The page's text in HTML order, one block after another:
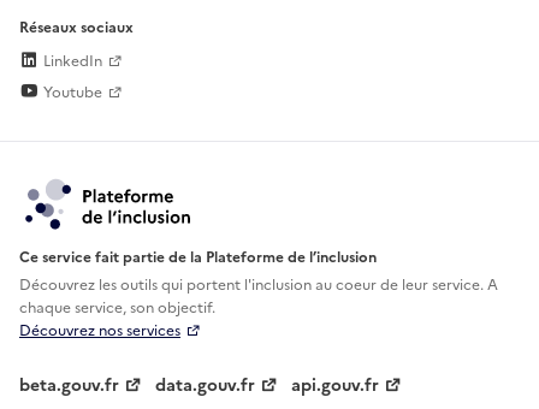
Réseaux sociaux
LinkedIn
Youtube
Ce service fait partie de la Plateforme de l’inclusion
Découvrez les outils qui portent l'inclusion aucoeur de leur service. A
chaque service, son objectif.
Découvrez nos services
beta.gouv.fr data.gouv.fr api.gouv.fr